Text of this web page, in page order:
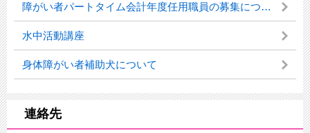
障がい者パートタイム会計年度任用職員の募集について
水中活動講座
身体障がい者補助犬について
連絡先